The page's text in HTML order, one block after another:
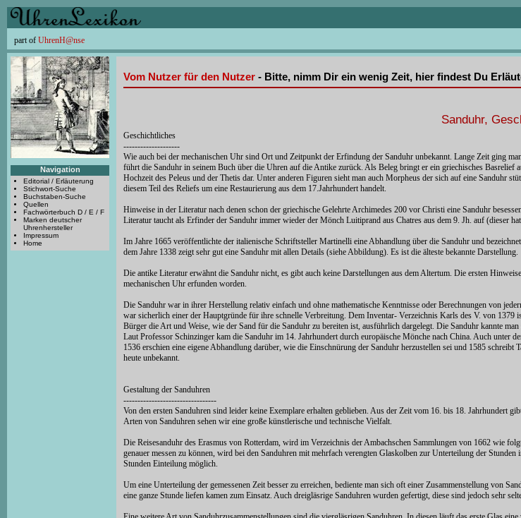
part of UhrenH@nse
Navigation
Editorial / Erläuterung
Stichwort-Suche
Buchstaben-Suche
Quellen
Fachwörterbuch D / E / F
Marken deutscher
Uhrenhersteller
Impressum
Home
Vom Nutzer für den Nutzer - Bitte, nimm Dir ein wenig Zeit, hier findest Du
Sanduhr,
Geschichtliches
--------------------
Wie auch bei der mechanischen Uhr sind Ort und Zeitpunkt der Erfindung der Sanduhr unbekannt. Lange Zeit ging
führt die Sanduhr in seinem Buch über die Uhren auf die Antike zurück. Als Beleg bringt er ein griechisches Basrelief
Hochzeit des Peleus und der Thetis dar. Unter anderen Figuren sieht man auch Morpheus der sich auf eine Sanduhr
diesem Teil des Reliefs um eine Restaurierung aus dem 17.Jahrhundert handelt.
Hinweise in der Literatur nach denen schon der griechische Gelehrte Archimedes 200 vor Christi eine Sanduhr
Literatur taucht als Erfinder der Sanduhr immer wieder der Mönch Luitiprand aus Chatres aus dem 9. Jh. auf (dieser
Im Jahre 1665 veröffentlichte der italienische Schriftsteller Martinelli eine Abhandlung über die Sanduhr und
dem Jahre 1338 zeigt sehr gut eine Sanduhr mit allen Details (siehe Abbildung). Es ist die älteste bekannte Darstellung.
Die antike Literatur erwähnt die Sanduhr nicht, es gibt auch keine Darstellungen aus dem Altertum. Die ersten
mechanischen Uhr erfunden worden.
Die Sanduhr war in ihrer Herstellung relativ einfach und ohne mathematische Kenntnisse oder Berechnungen von
war sicherlich einer der Hauptgründe für ihre schnelle Verbreitung. Dem Inventar- Verzeichnis Karls des V. von 1379
Bürger die Art und Weise, wie der Sand für die Sanduhr zu bereiten ist, ausführlich dargelegt. Die Sanduhr kannte
Laut Professor Schinzinger kam die Sanduhr im 14. Jahrhundert durch europäische Mönche nach China. Auch
1536 erschien eine eigene Abhandlung darüber, wie die Einschnürung der Sanduhr herzustellen sei und 1585
heute unbekannt.
Gestaltung der Sanduhren
---------------------------------
Von den ersten Sanduhren sind leider keine Exemplare erhalten geblieben. Aus der Zeit vom 16. bis 18. Jahrhundert
Arten von Sanduhren sehen wir eine große künstlerische und technische Vielfalt.
Die Reisesanduhr des Erasmus von Rotterdam, wird im Verzeichnis der Ambachschen Sammlungen von 1662 wie
genauer messen zu können, wird bei den Sanduhren mit mehrfach verengten Glaskolben zur Unterteilung der
Stunden Einteilung möglich.
Um eine Unterteilung der gemessenen Zeit besser zu erreichen, bediente man sich oft einer Zusammenstellung von
eine ganze Stunde liefen kamen zum Einsatz. Auch dreigläsrige Sanduhren wurden gefertigt, diese sind jedoch sehr